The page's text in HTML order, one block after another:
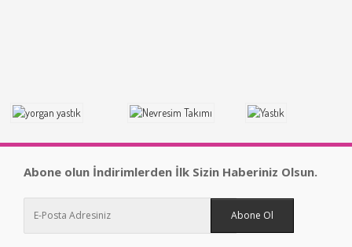
Abone olun İndirimlerden İlk Sizin Haberiniz Olsun.
Abone Ol